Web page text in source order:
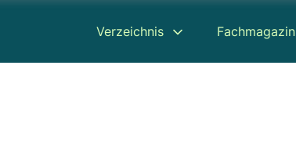
Verzeichnis Fachmagazin